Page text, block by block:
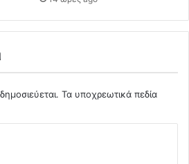
Τα υποχρεωτικά πεδία